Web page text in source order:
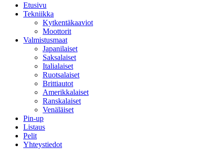
Etusivu
Tekniikka
Kytkentäkaaviot
Moottorit
Valmistusmaat
Japanilaiset
Saksalaiset
Italialaiset
Ruotsalaiset
Brittiautot
Amerikkalaiset
Ranskalaiset
Venäläiset
Pin-up
Listaus
Pelit
Yhteystiedot